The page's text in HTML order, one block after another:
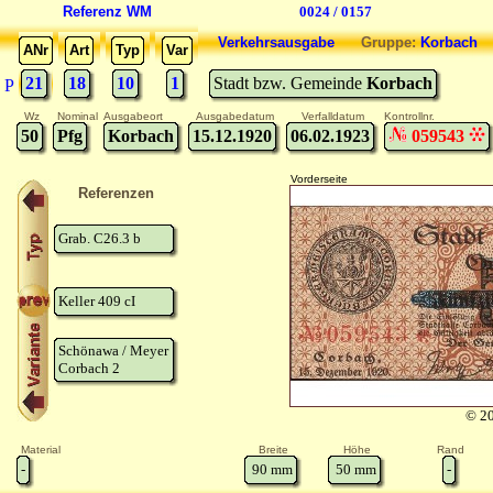
Referenz WM 0024 / 0157
ANr Art Typ Var
P 21 18 10 1
VerkehrsausgabeGruppe:Korbach
Stadt bzw. Gemeinde Korbach
Wz Nominal Ausgabeort Ausgabedatum Verfalldatum Kontrollnr.
50 Pfg Korbach 15.12.1920 06.02.1923 059543
Referenzen
Grab. C26.3 b
Keller 409 cI
Schönawa / Meyer
Corbach 2
Vorderseite
©
Material Breite Höhe Rand
- 90 mm 50 mm -